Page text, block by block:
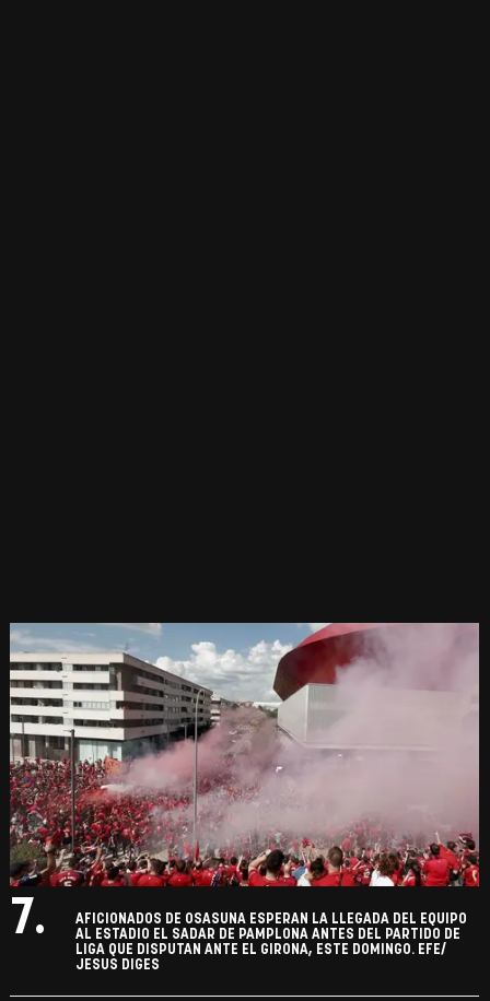
7.
AFICIONADOS DE OSASUNA ESPERAN LA LLEGADA DEL EQUIPO
AL ESTADIO EL SADAR DE PAMPLONA ANTES DEL PARTIDO DE
LIGA QUE DISPUTAN ANTE EL GIRONA, ESTE DOMINGO. EFE/
JESUS DIGES